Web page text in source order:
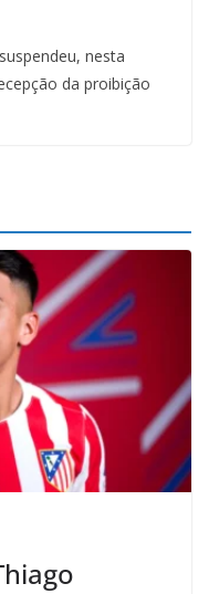
nesta
da proibição